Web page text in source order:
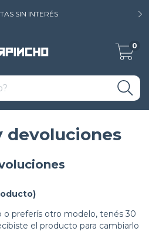
SIN INTERÉS
0
devoluciones
o preferís otro modelo, tenés 30
el producto para cambiarlo